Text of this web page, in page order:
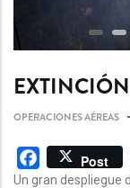
OPERACIONES AÉREAS
Facebook
Post
Un gran despliegue